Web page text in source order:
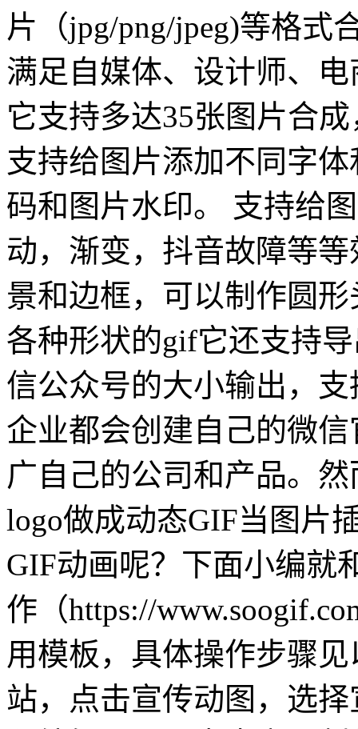
片（jpg/png/jpeg)等格式
满足自媒体、设计师、
它支持多达35张图片合
支持给图片添加不同字
码和图片水印。 支持给
动，渐变，抖音故障等
景和边框，可以制作圆
各种形状的gif它还支持
信公众号的大小输出，
企业都会创建自己的微
广自己的公司和产品。
logo做成动态GIF当图片
GIF动画呢？下面小编就
作（https://
用模板，具体操作步骤
站，点击宣传动图，选